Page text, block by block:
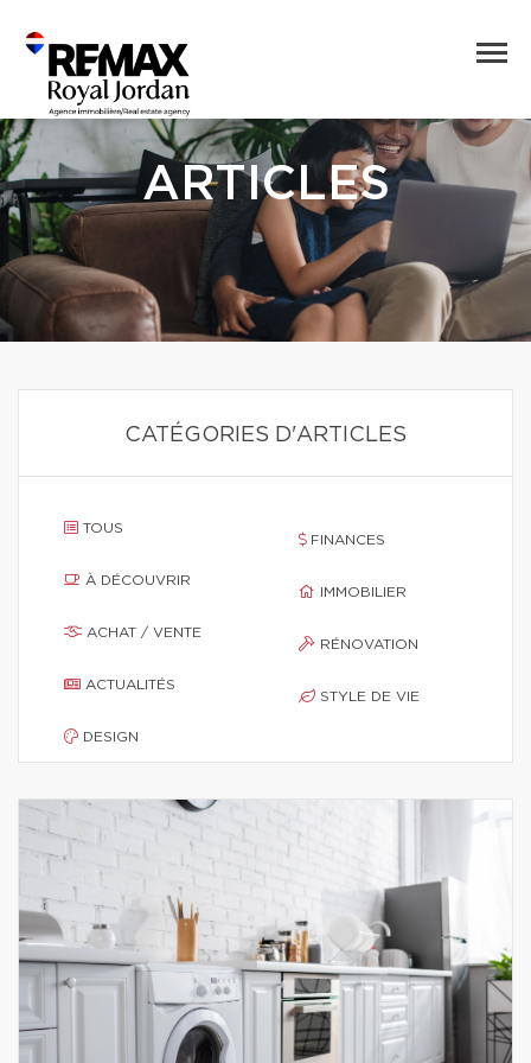
ARTICLES
CATÉGORIES D'ARTICLES
TOUS
À DÉCOUVRIR
ACHAT / VENTE
ACTUALITÉS
DESIGN
FINANCES
IMMOBILIER
RÉNOVATION
STYLE DE VIE